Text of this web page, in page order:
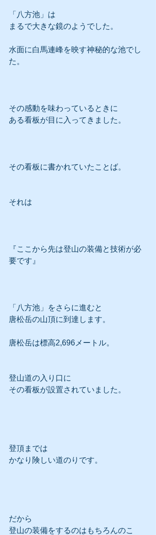
「八方池」は
まるで大きな鏡のようでした。
水面に白馬連峰を映す神秘的な池でし
た。
その感動を味わっているときに
ある看板が目に入ってきました。
その看板に書かれていたことば。
それは
『ここから先は登山の装備と技術が必
要です』
「八方池」をさらに進むと
唐松岳の山頂に到達します。
唐松岳は標高2,696メートル。
登山道の入り口に
その看板が設置されていました。
登頂までは
かなり険しい道のりです。
だから
登山の装備をするのはもちろんのこ